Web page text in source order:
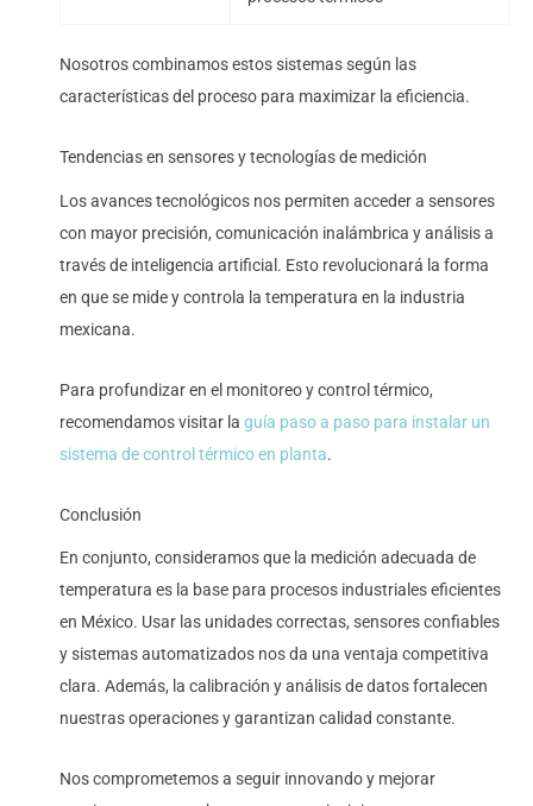
Nosotros combinamos estos sistemas según las
características del proceso para maximizar la eficiencia.
Tendencias en sensores y tecnologías de medición
Los avances tecnológicos nos permiten acceder a sensores
con mayor precisión, comunicación inalámbrica y análisis a
través de inteligencia artificial. Esto revolucionará la forma
en que se mide y controla la temperatura en la industria
mexicana.
Para profundizar en el monitoreo y control térmico,
recomendamos visitar la guía paso a paso para instalar un
sistema de control térmico en planta.
Conclusión
En conjunto, consideramos que la medición adecuada de
temperatura es la base para procesos industriales eficientes
en México. Usar las unidades correctas, sensores confiables
y sistemas automatizados nos da una ventaja competitiva
clara. Además, la calibración y análisis de datos fortalecen
nuestras operaciones y garantizan calidad constante.
Nos comprometemos a seguir innovando y mejorar